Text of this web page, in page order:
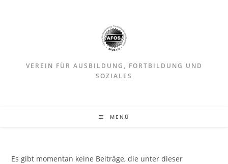
VEREIN FÜR AUSBILDUNG, FORTBILDUNG UND
SOZIALES
MENÜ
Es gibt momentan keine Beiträge, die unter dieser